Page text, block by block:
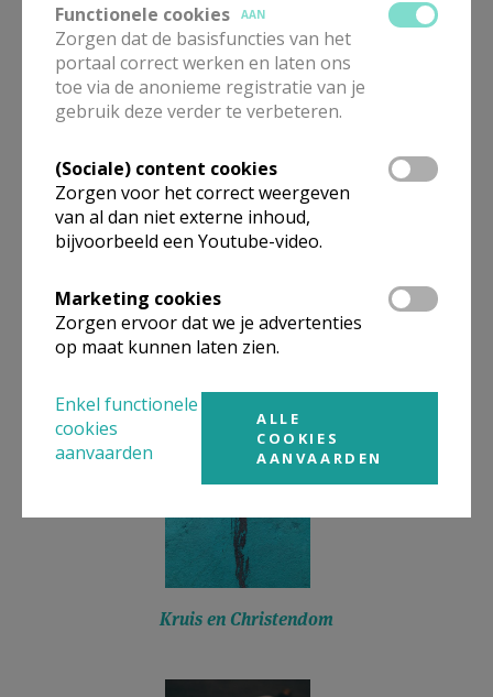
In eigen woorden.
perspectief
Kruis en Christendom
Functionele cookies
AAN
Zorgen dat de basisfuncties van het
portaal correct werken en laten ons
toe via de anonieme registratie van je
gebruik deze verder te verbeteren.
(Sociale) content cookies
Zorgen voor het correct weergeven
van al dan niet externe inhoud,
bijvoorbeeld een Youtube-video.
Marketing cookies
Zorgen ervoor dat we je advertenties
op maat kunnen laten zien.
Enkel functionele
cookies
aanvaarden
ALLE
COOKIES
AANVAARDEN